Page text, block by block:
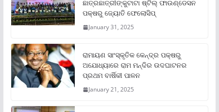
ଛାତ୍ରଛାତ୍ରୀଙ୍କୁଟାଟା ଷ୍ଟିଲ୍ ଫାଉଣ୍ଡେସନ
ପକ୍ଷରୁ ଜ୍ୟୋତି ଫେଲୋସିପ୍‌
January 31, 2025
ରାମାୟଣ ସାଂସ୍କୃତିକ କେନ୍ଦ୍ର ପକ୍ଷରୁ
ଅଯୋଧ୍ୟାରେ ରାମ ମନ୍ଦିର ଉଦଘାଟନର
ପ୍ରଥମ ବାର୍ଷିକୀ ପାଳନ
January 21, 2025